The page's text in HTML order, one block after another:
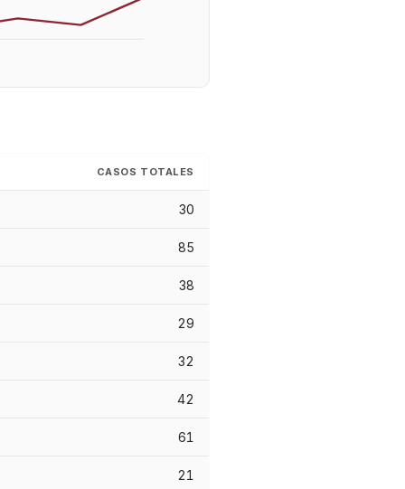
CASOS TOTALES
30
85
38
29
32
42
61
21